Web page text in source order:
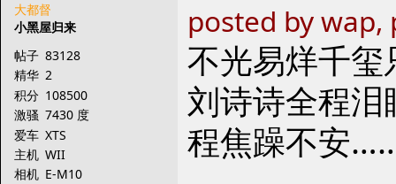
大都督
小黑屋归来
帖子 83128
精华 2
积分 108500
激骚 7430 度
爱车 XTS
主机 WII
相机 E-M10
posted by wap,
不光易烊千
刘诗诗全程
程焦躁不安